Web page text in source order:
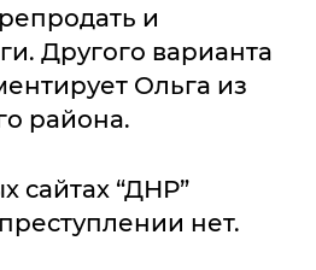
и
Другого варианта
Ольга из
района.
сайтах “ДНР”
нет.